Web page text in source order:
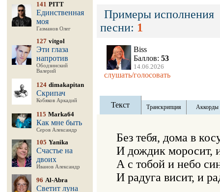
141 PITT
Единственная
моя
Газманов Олег
127 vitgol
Эти глаза
напротив
Ободзинский
Валерий
124 dimakapitan
Скрипач
Кобяков Аркадий
115 Marka64
Как мне быть
Серов Александр
105 Yanika
Счастье на
двоих
Иванов Александр
96 Al-Abra
Светит луна
Примеры исполнения
песни: 1
Biss
Баллов: 53
14.06.2026
слушать/голосовать
Текст Транскрипция Аккорды
Без тебя, дома в
И дождик моросит,
А с тобой и небо
И радуга висит, и